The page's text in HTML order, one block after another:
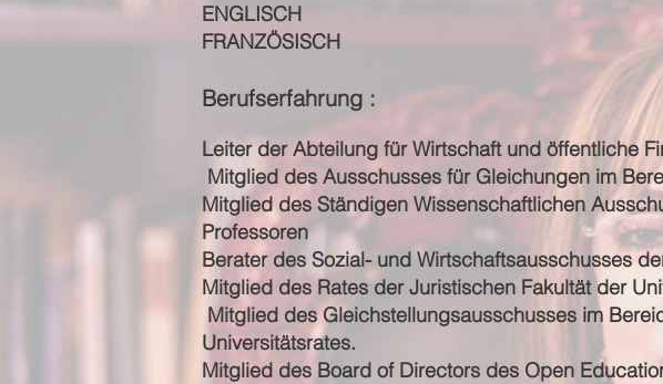
ENGLISCH
FRANZÖSISCH
Berufserfahrung :
Leiter der Abteilung für Wirtschaft und öffentliche
Mitglied des Ausschusses für Gleichungen im
Mitglied des Ständigen Wissenschaftlichen
Professoren
Berater des Sozial- und Wirtschaftsausschusses
Mitglied des Rates der Juristischen Fakultät der
Mitglied des Gleichstellungsausschusses im
Universitätsrates.
Mitglied des Board of Directors des Open